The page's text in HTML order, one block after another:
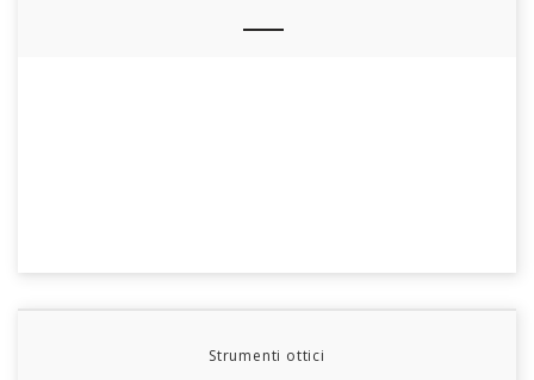
Strumenti ottici